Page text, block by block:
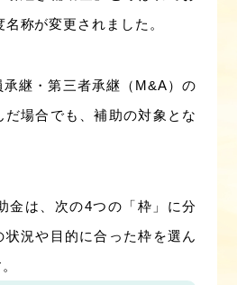
称が変更されました。
継・第三者承継（M&A）の
だ場合でも、補助の対象とな
金は、次の4つの「枠」に分
況や目的に合った枠を選ん